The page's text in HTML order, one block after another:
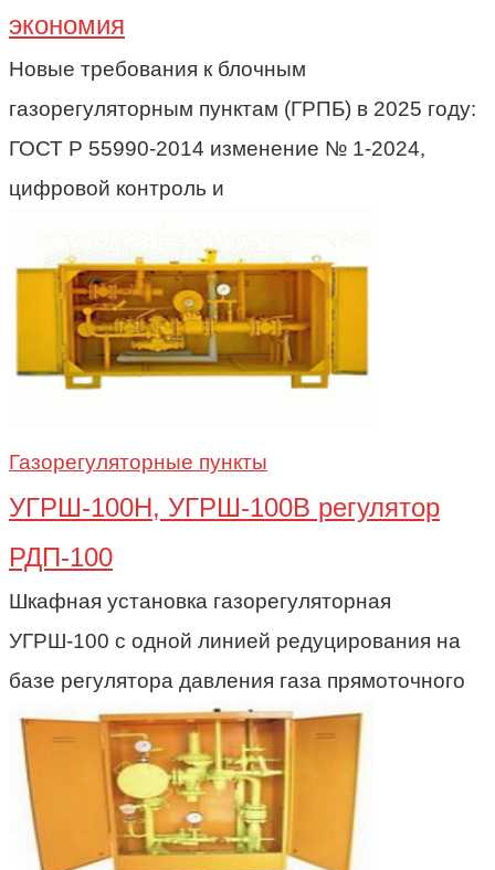
экономия
Новые требования к блочным
газорегуляторным пунктам (ГРПБ) в 2025 году:
ГОСТ Р 55990-2014 изменение № 1-2024,
цифровой контроль и
Газорегуляторные пункты
УГРШ-100Н, УГРШ-100В регулятор
РДП-100
Шкафная установка газорегуляторная
УГРШ-100 с одной линией редуцирования на
базе регулятора давления газа прямоточного